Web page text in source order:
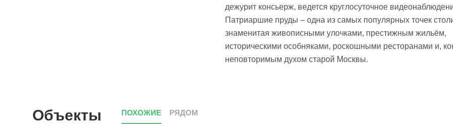
дежурит консьерж, ведется круглосуточное
Патриаршие пруды – одна из самых популярных точек
знаменитая живописными улочками, престижным жильём,
историческими особняками, роскошными ресторанами и,
неповторимым духом старой Москвы.
Объекты ПОХОЖИЕ РЯДОМ